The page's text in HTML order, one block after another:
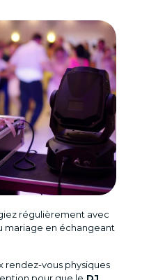
régulièrement avec
mariage en échangeant
rendez-vous physiques